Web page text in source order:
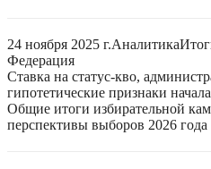
24 ноября 2025 г.Аналитика
Федерация
Ставка на статус-кво,
гипотетические признаки
Общие итоги избирательной
перспективы выборов 2026 года